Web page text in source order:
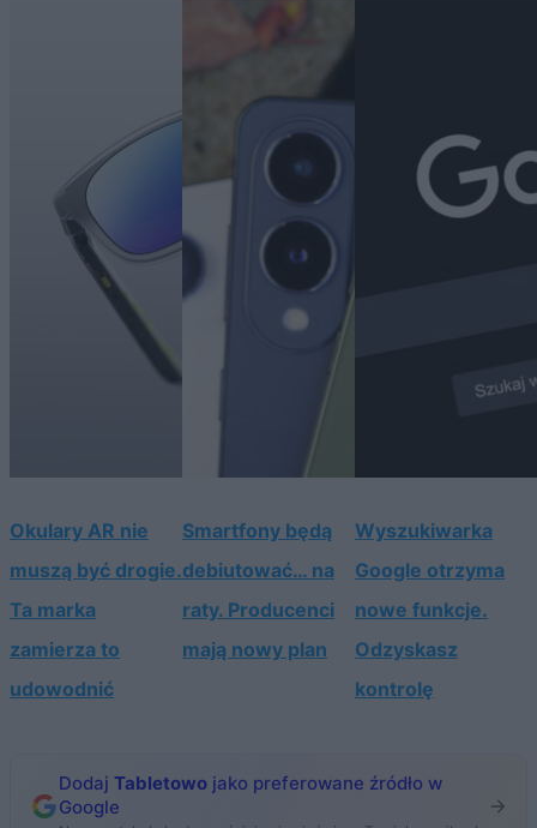
Okulary AR nie
muszą być drogie.
Ta marka
zamierza to
udowodnić
Smartfony będą
debiutować… na
raty. Producenci
mają nowy plan
Wyszukiwarka
Google otrzyma
nowe funkcje.
Odzyskasz
kontrolę
Dodaj Tabletowo jako preferowane źródło w
Google